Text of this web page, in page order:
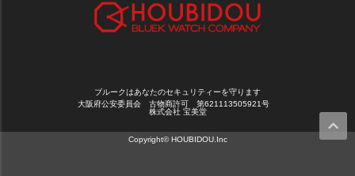
ブルークはあなたのセキュリティーを守ります
大阪府公安委員会 古物商許可 第621113505921号
株式会社 宝美堂
Copyright© HOUBIDOU.Inc